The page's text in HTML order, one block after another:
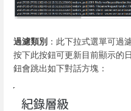
過濾類別 ：此下拉式選單可過
按下此按鈕可更新目前顯示的
鈕會跳出如下對話方塊：